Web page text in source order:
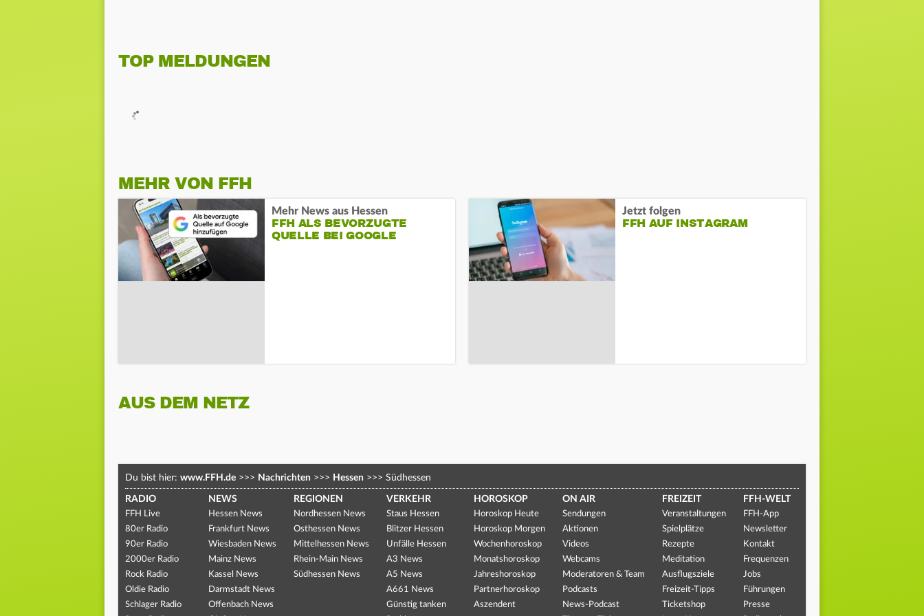
TOP MELDUNGEN
MEHR VON FFH
Mehr News aus Hessen
FFH ALS BEVORZUGTE
QUELLE BEI GOOGLE
Jetzt folgen
FFH AUF INSTAGRAM
AUS DEM NETZ
Du bist hier: www.FFH.de >>> Nachrichten >>> Hessen >>> Südhessen
RADIO
FFH Live
80er Radio
90er Radio
2000er Radio
Rock Radio
Oldie Radio
Schlager Radio
NEWS
Hessen News
Frankfurt News
Wiesbaden News
Mainz News
Kassel News
Darmstadt News
Offenbach News
REGIONEN
Nordhessen News
Osthessen News
Mittelhessen News
Rhein-Main News
Südhessen News
VERKEHR
Staus Hessen
Blitzer Hessen
Unfälle Hessen
A3 News
A5 News
A661 News
Günstig tanken
HOROSKOP
Horoskop Heute
Horoskop Morgen
Wochenhoroskop
Monatshoroskop
Jahreshoroskop
Partnerhoroskop
Aszendent
ON AIR
Sendungen
Aktionen
Videos
Webcams
Moderatoren & Team
Podcasts
News-Podcast
FREIZEIT
Veranstaltungen
Spielplätze
Rezepte
Meditation
Ausflugsziele
Freizeit-Tipps
Ticketshop
FFH-WELT
FFH-App
Newsletter
Kontakt
Frequenzen
Jobs
Führungen
Presse